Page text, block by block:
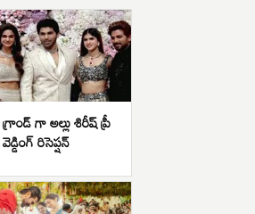
గ్రాండ్ గా అల్లు శిరీష్ ప్రీ
వెడ్డింగ్ రిసెప్షన్